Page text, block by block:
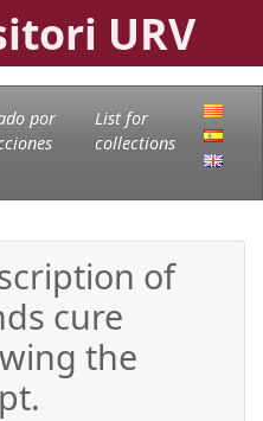
URV
por
List for
collections
of
cure
the